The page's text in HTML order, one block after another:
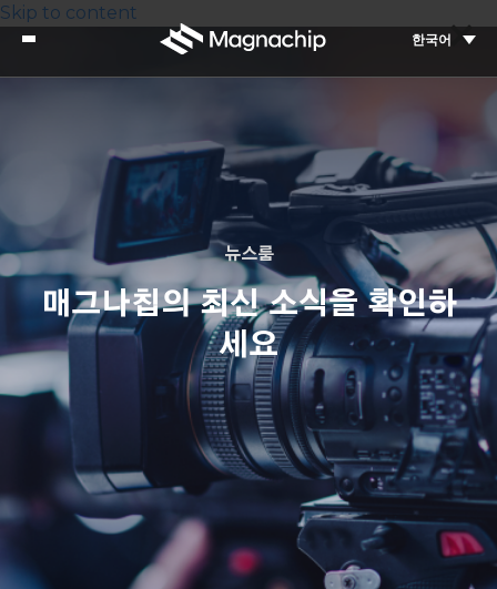
Skip to content
한국어
뉴스룸
매그나칩의 최신 소식을 확인하
세요